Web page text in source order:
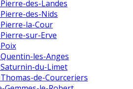
des-Landes
des-Nids
la-Cour
sur-Erve
les-Anges
du-Limet
de-Courceriers